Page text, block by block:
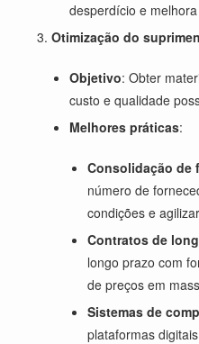
desperdício e
Otimização do
Objetivo: Obter
custo e qualidade
Melhores práticas:
Consolidação de
número de
condições e
Contratos de
longo prazo com
de preços em
Sistemas de
plataformas